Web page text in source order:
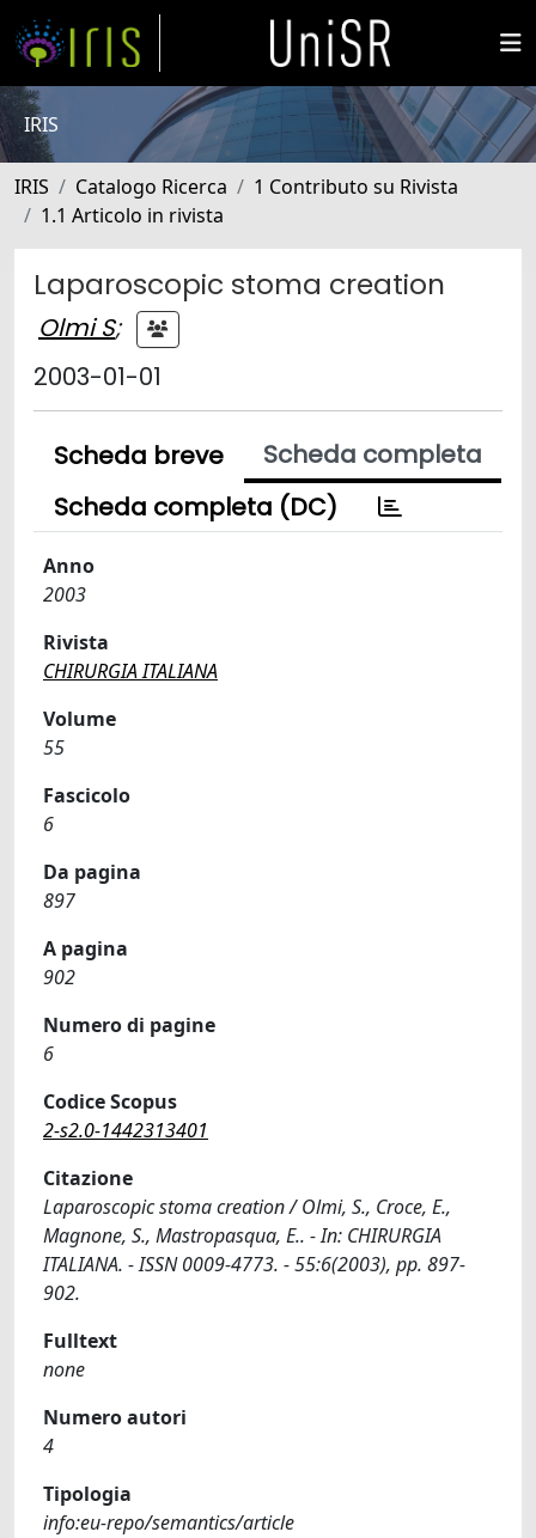
IRIS
IRIS Catalogo Ricerca
1 Contributo su Rivista
1.1 Articolo in rivista
Laparoscopic stoma creation
Olmi S;
2003-01-01
Scheda breve
Scheda completa
Scheda completa (DC)
Anno
2003
Rivista
CHIRURGIA ITALIANA
Volume
55
Fascicolo
6
Da pagina
897
A pagina
902
Numero di pagine
6
Codice Scopus
2-s2.0-1442313401
Citazione
Laparoscopic stoma creation / Olmi, S., Croce, E.,
Magnone, S., Mastropasqua, E.. - In: CHIRURGIA
ITALIANA. - ISSN 0009-4773. - 55:6(2003), pp. 897-
902.
Fulltext
none
Numero autori
4
Tipologia
info:eu-repo/semantics/article